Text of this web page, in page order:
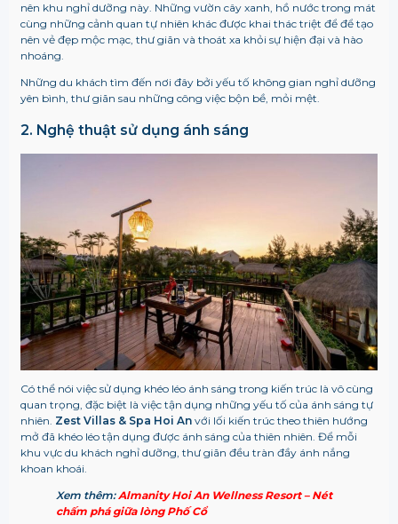
nên khu nghỉ dưỡng này. Những vườn cây xanh, hồ nước trong mát
cùng những cảnh quan tự nhiên khác được khai thác triệt để để tạo
nên vẻ đẹp mộc mạc, thư giãn và thoát xa khỏi sự hiện đại và hào
nhoáng.
Những du khách tìm đến nơi đây bởi yếu tố không gian nghỉ dưỡng
yên bình, thư giãn sau những công việc bộn bề, mỏi mệt.
2. Nghệ thuật sử dụng ánh sáng
Có thể nói việc sử dụng khéo léo ánh sáng trong kiến trúc là vô cùng
quan trọng, đặc biệt là việc tận dụng những yếu tố của ánh sáng tự
nhiên. Zest Villas & Spa Hoi Anvới lối kiến trúc theo thiên hướng
mở đã khéo léo tận dụng được ánh sáng của thiên nhiên. Để mỗi
khu vực du khách nghỉ dưỡng, thư giãn đều tràn đầy ánh nắng
khoan khoái.
Xem thêm:Almanity Hoi An Wellness Resort – Nét
chấm phá giữa lòng Phố Cổ